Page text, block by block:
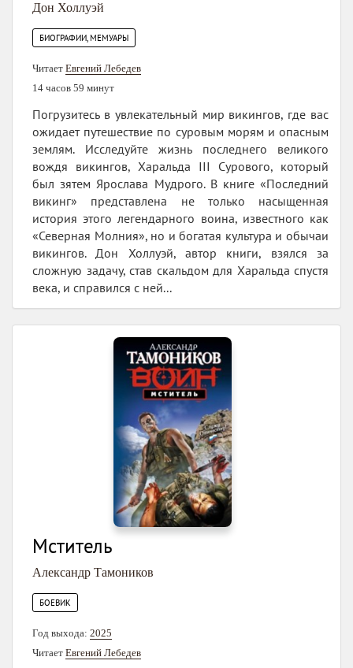
Дон Холлуэй
БИОГРАФИИ, МЕМУАРЫ
Читает Евгений Лебедев
14 часов 59 минут
Погрузитесь в увлекательный мир викингов, где вас
ожидает путешествие по суровым морям и опасным
землям. Исследуйте жизнь последнего великого
вождя викингов, Харальда III Сурового, который
был зятем Ярослава Мудрого. В книге «Последний
викинг» представлена не только насыщенная
история этого легендарного воина, известного как
«Северная Молния», но и богатая культура и обычаи
викингов. Дон Холлуэй, автор книги, взялся за
сложную задачу, став скальдом для Харальда спустя
века, и справился с ней...
Мститель
Александр Тамоников
БОЕВИК
Год выхода: 2025
Читает Евгений Лебедев